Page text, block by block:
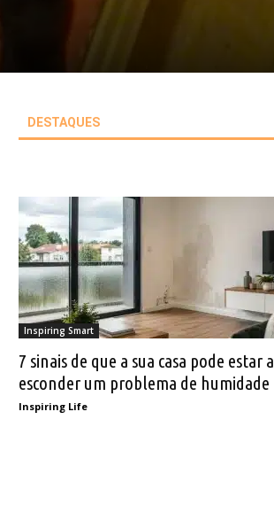
DESTAQUES
Inspiring Smart
7 sinais de que a sua casa pode estar a
esconder um problema de humidade
Inspiring Life